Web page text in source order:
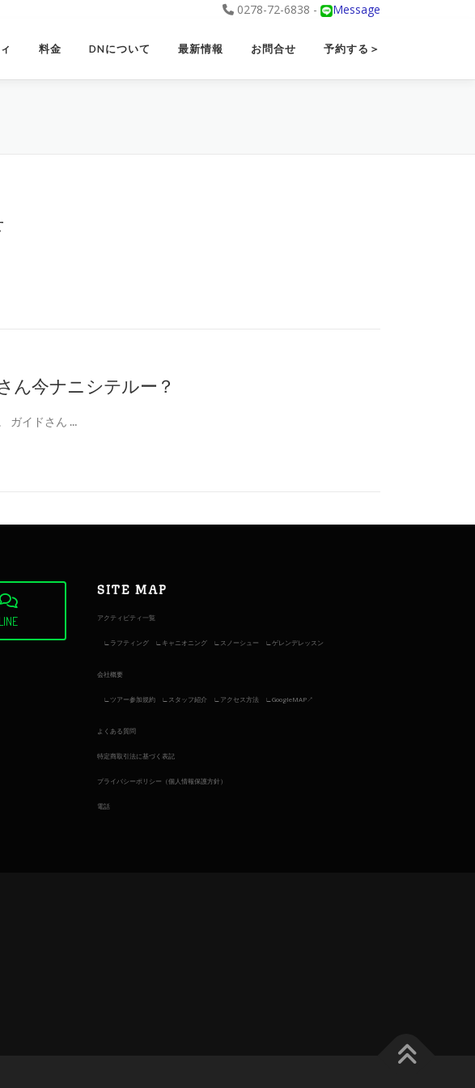
0278-72-6838 -
Message
料金 DNについて 最新情報 お問合せ 予約する＞
ん今ナニシテルー？
ガイドさん …
LINE
SITE MAP
アクティビティ一覧
ラフティング キャニオニング スノーシュー ゲレンデレッスン
会社概要
ツアー参加規約 スタッフ紹介 アクセス方法 GoogleMAP↗︎
よくある質問
特定商取引法に基づく表記
プライバシーポリシー（個人情報保護方針）
電話